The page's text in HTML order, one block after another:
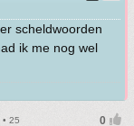
scheldwoorden
ik me nog wel
25